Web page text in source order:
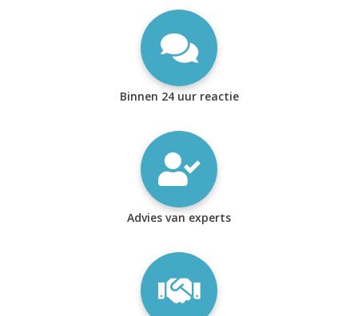
Binnen 24 uur reactie
Advies van experts